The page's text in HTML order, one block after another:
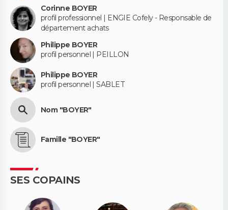
Corinne BOYER
profil professionnel | ENGIE Cofely - Responsable de
département achats
Philippe BOYER
profil personnel | PEILLON
Philippe BOYER
profil personnel | SABLET
Nom "BOYER"
Famille "BOYER"
SES COPAINS